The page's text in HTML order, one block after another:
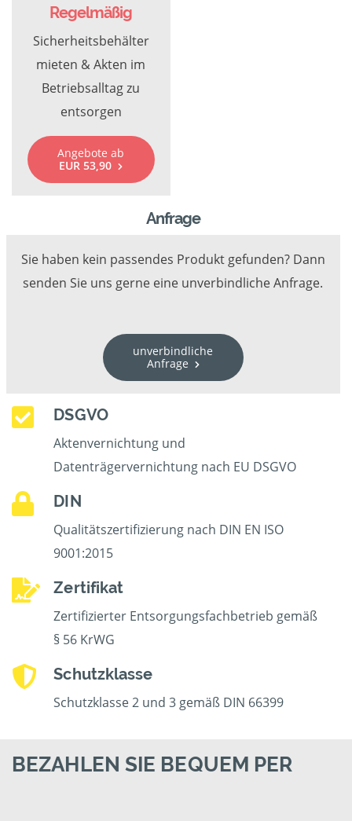
Regelmäßig
Sicherheitsbehälter
mieten & Akten im
Betriebsalltag zu
entsorgen
Angebote ab
EUR 53,90
Anfrage
Sie haben kein passendes Produkt gefunden? Dann
senden Sie uns gerne eine unverbindliche Anfrage.
unverbindliche
Anfrage
DSGVO
Aktenvernichtung und
Datenträgervernichtung nach EU DSGVO
DIN
Qualitätszertifizierung nach DIN EN ISO
9001:2015
Zertifikat
Zertifizierter Entsorgungsfachbetrieb gemäß
§ 56 KrWG
Schutzklasse
Schutzklasse 2 und 3 gemäß DIN 66399
BEZAHLEN SIE BEQUEM PER